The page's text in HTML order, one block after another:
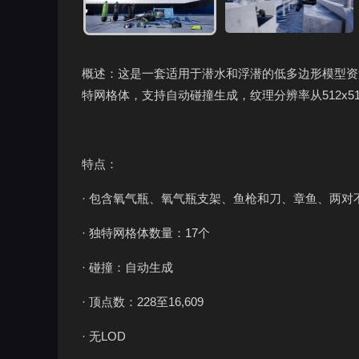
概述：这是一套适用于潜水和浮潜的低多边形模型
特网格体，支持自动碰撞生成，纹理分辨率从
特点：
· 包含氧气瓶、氧气瓶支架、鱼枪和刀、章鱼、两
· 独特网格体数量：17个
· 碰撞：自动生成
· 顶点数：228至16,609
· 无LOD